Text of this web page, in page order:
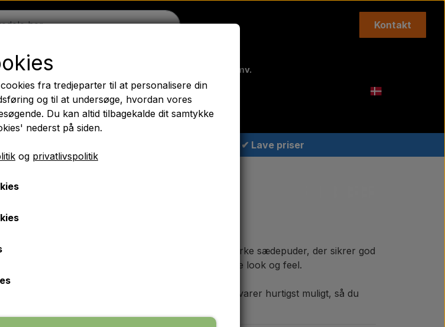
Kontakt
Fordson Trækbomme - Topstænger mv.
El-dele LED Lygter Pære Maling Agricolour
Værksted/ Værktøj Tilbud
✔ Lave priser
Fælge
er passer til Ferguson TE20. Vi fører alt fra slidstærke sædepuder, der sikrer god
som er med til at give din traktor det klassiske look og feel.
lager i Næstved. Vi prøver altid at levere dine varer hurtigst muligt, så du
TE20.
fra tredjeparter til at personalisere din
og til at undersøge, hvordan vores
Du kan altid tilbagekalde dit samtykke
nederst på siden.
og privatlivspolitik